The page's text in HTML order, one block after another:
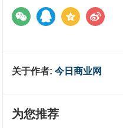
关于作者:今日商业网
为您推荐